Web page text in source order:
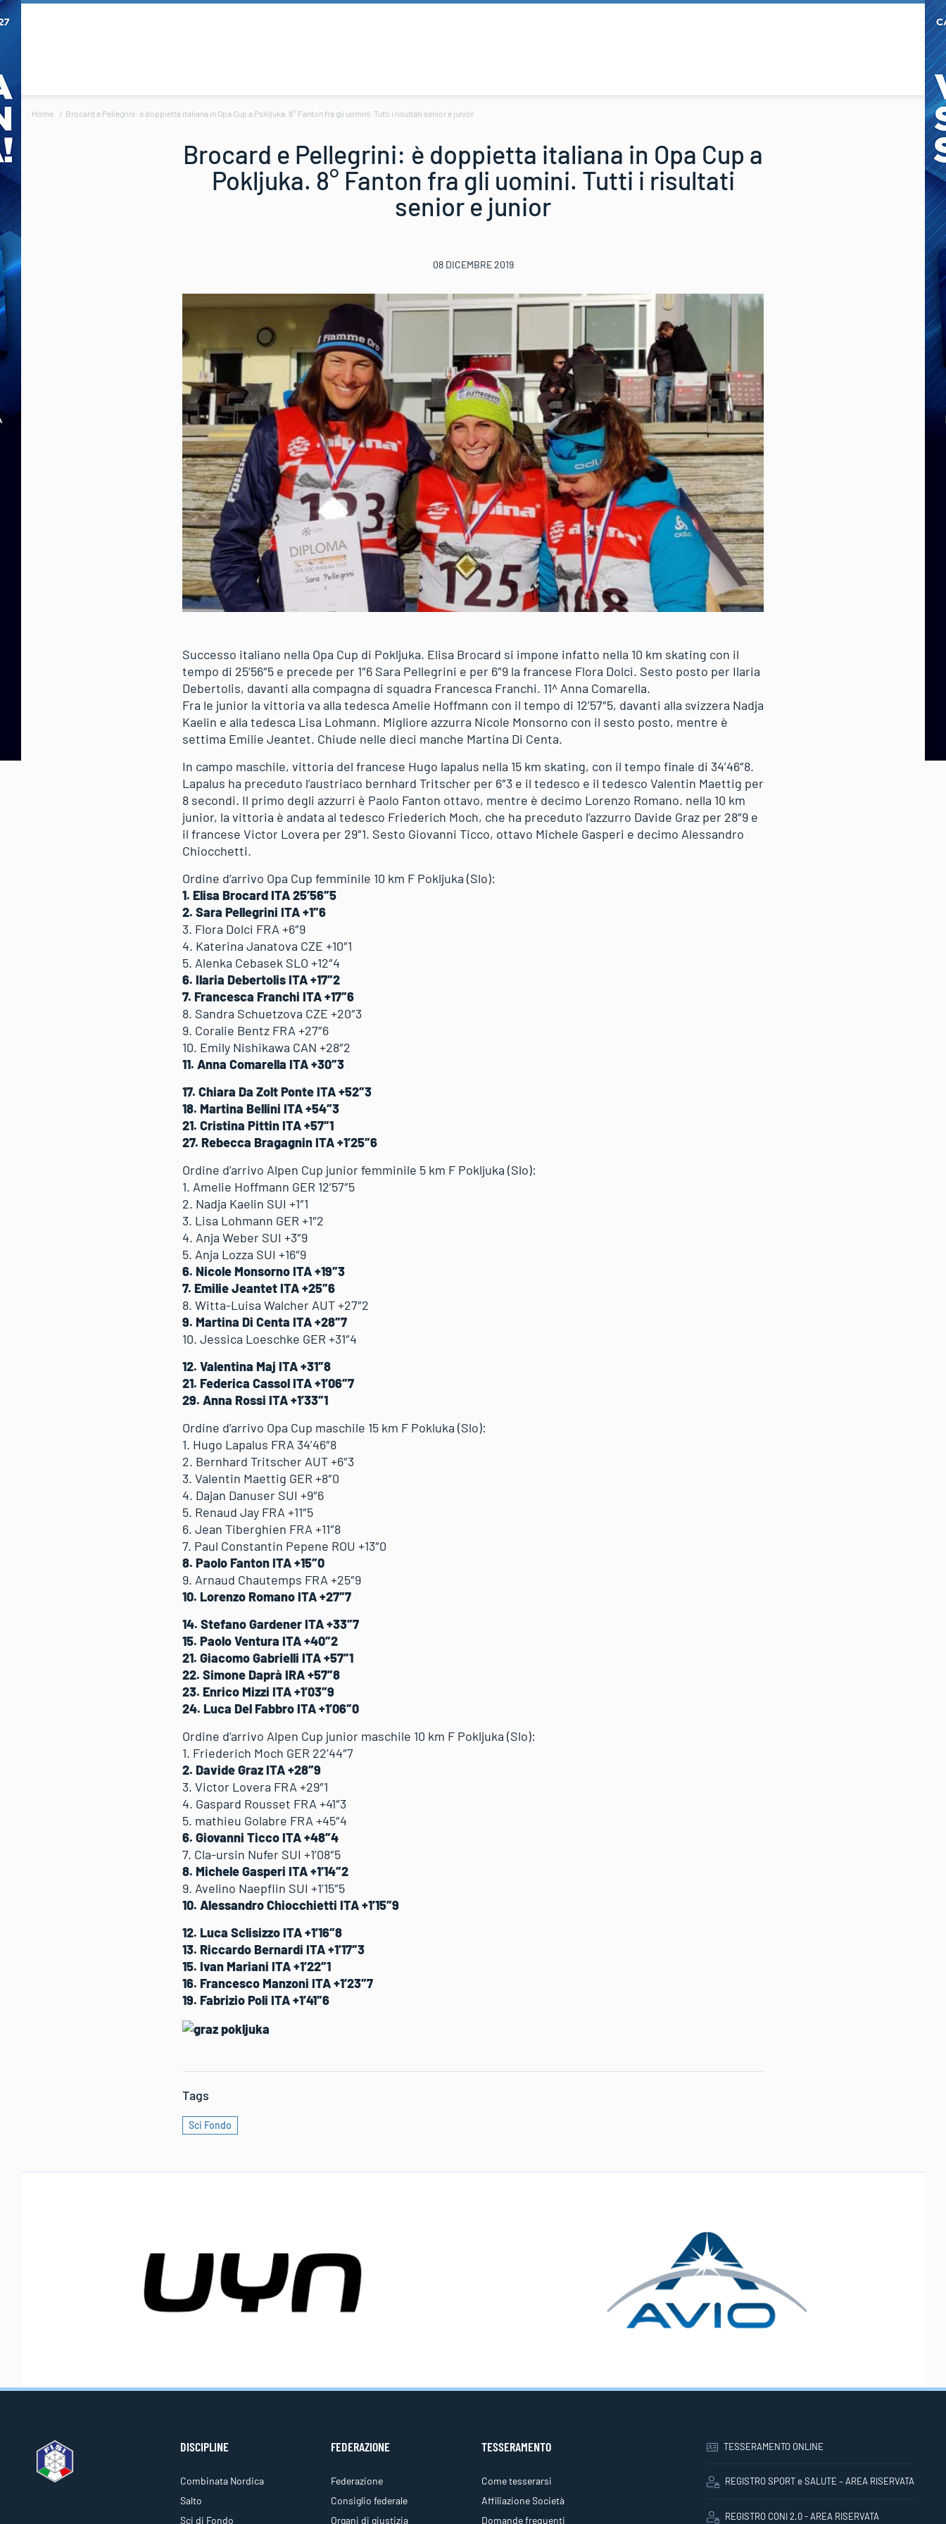
Home Brocard e Pellegrini: è doppietta italiana in Opa Cup a Pokljuka. 8° Fanton fra gli uomini. Tutti i risultati senior e junior
Brocard e Pellegrini: è doppietta italiana in Opa Cup a
Pokljuka. 8° Fanton fra gli uomini. Tutti i risultati
senior e junior
08 DICEMBRE 2019
Successo italiano nella Opa Cup di Pokljuka. Elisa Brocard si impone infatto nella 10 km skating con il
tempo di 25’56″5 e precede per 1″6 Sara Pellegrini e per 6″9 la francese Flora Dolci. Sesto posto per Ilaria
Debertolis, davanti alla compagna di squadra Francesca Franchi. 11^ Anna Comarella.
Fra le junior la vittoria va alla tedesca Amelie Hoffmann con il tempo di 12’57″5, davanti alla svizzera Nadja
Kaelin e alla tedesca Lisa Lohmann. Migliore azzurra Nicole Monsorno con il sesto posto, mentre è
settima Emilie Jeantet. Chiude nelle dieci manche Martina Di Centa.
In campo maschile, vittoria del francese Hugo lapalus nella 15 km skating, con il tempo finale di 34’46″8.
Lapalus ha preceduto l’austriaco bernhard Tritscher per 6″3 e il tedesco e il tedesco Valentin Maettig per
8 secondi. Il primo degli azzurri è Paolo Fanton ottavo, mentre è decimo Lorenzo Romano. nella 10 km
junior, la vittoria è andata al tedesco Friederich Moch, che ha preceduto l’azzurro Davide Graz per 28″9 e
il francese Victor Lovera per 29″1. Sesto Giovanni Ticco, ottavo Michele Gasperi e decimo Alessandro
Chiocchetti.
Ordine d’arrivo Opa Cup femminile 10 km F Pokljuka (Slo):
1. Elisa Brocard ITA 25’56″5
2. Sara Pellegrini ITA +1″6
3. Flora Dolci FRA +6″9
4. Katerina Janatova CZE +10″1
5. Alenka Cebasek SLO +12″4
6. Ilaria Debertolis ITA +17″2
7. Francesca Franchi ITA +17″6
8. Sandra Schuetzova CZE +20″3
9. Coralie Bentz FRA +27″6
10. Emily Nishikawa CAN +28″2
11. Anna Comarella ITA +30″3
17. Chiara Da Zolt Ponte ITA +52″3
18. Martina Bellini ITA +54″3
21. Cristina Pittin ITA +57″1
27. Rebecca Bragagnin ITA +1’25″6
Ordine d’arrivo Alpen Cup junior femminile 5 km F Pokljuka (Slo):
1. Amelie Hoffmann GER 12’57″5
2. Nadja Kaelin SUI +1″1
3. Lisa Lohmann GER +1″2
4. Anja Weber SUI +3″9
5. Anja Lozza SUI +16″9
6. Nicole Monsorno ITA +19″3
7. Emilie Jeantet ITA +25″6
8. Witta-Luisa Walcher AUT +27″2
9. Martina Di Centa ITA +28″7
10. Jessica Loeschke GER +31″4
12. Valentina Maj ITA +31″8
21. Federica Cassol ITA +1’06″7
29. Anna Rossi ITA +1’33″1
Ordine d’arrivo Opa Cup maschile 15 km F Pokluka (Slo):
1. Hugo Lapalus FRA 34’46″8
2. Bernhard Tritscher AUT +6″3
3. Valentin Maettig GER +8″0
4. Dajan Danuser SUI +9″6
5. Renaud Jay FRA +11″5
6. Jean Tiberghien FRA +11″8
7. Paul Constantin Pepene ROU +13″0
8. Paolo Fanton ITA +15″0
9. Arnaud Chautemps FRA +25″9
10. Lorenzo Romano ITA +27″7
14. Stefano Gardener ITA +33″7
15. Paolo Ventura ITA +40″2
21. Giacomo Gabrielli ITA +57″1
22. Simone Daprà IRA +57″8
23. Enrico Mizzi ITA +1’03″9
24. Luca Del Fabbro ITA +1’06″0
Ordine d’arrivo Alpen Cup junior maschile 10 km F Pokljuka (Slo):
1. Friederich Moch GER 22’44″7
2. Davide Graz ITA +28″9
3. Victor Lovera FRA +29″1
4. Gaspard Rousset FRA +41″3
5. mathieu Golabre FRA +45″4
6. Giovanni Ticco ITA +48″4
7. Cla-ursin Nufer SUI +1’08″5
8. Michele Gasperi ITA +1’14″2
9. Avelino Naepflin SUI +1’15″5
10. Alessandro Chiocchietti ITA +1’15″9
12. Luca Sclisizzo ITA +1’16″8
13. Riccardo Bernardi ITA +1’17″3
15. Ivan Mariani ITA +1’22″1
16. Francesco Manzoni ITA +1’23″7
19. Fabrizio Poli ITA +1’41″6
Tags
Sci Fondo
DISCIPLINE
Combinata Nordica
Salto
Sci di Fondo
FEDERAZIONE
Federazione
Consiglio federale
Organi di giustizia
TESSERAMENTO
Come tesserarsi
Affiliazione Società
Domande frequenti
TESSERAMENTO ONLINE
REGISTRO SPORT e SALUTE – AREA RISERVATA
REGISTRO CONI 2.0 - AREA RISERVATA